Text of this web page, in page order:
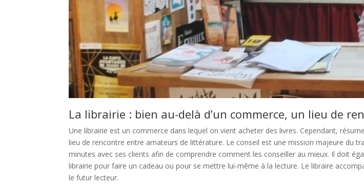
La librairie : bien au-delà d’un commerce, un lieu de
Une librairie est un commerce dans lequel on vient acheter des livres. Cependant,
lieu de rencontre entre amateurs de littérature. Le conseil est une mission majeure du
minutes avec ses clients afin de comprendre comment les conseiller au mieux. Il doit
librairie pour faire un cadeau ou pour se mettre lui-même à la lecture. Le libraire
le futur lecteur.